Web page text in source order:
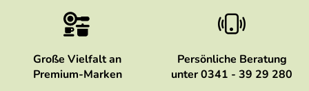
Große Vielfalt an
Premium-Marken
Persönliche Beratung
unter 0341 - 39 29 280